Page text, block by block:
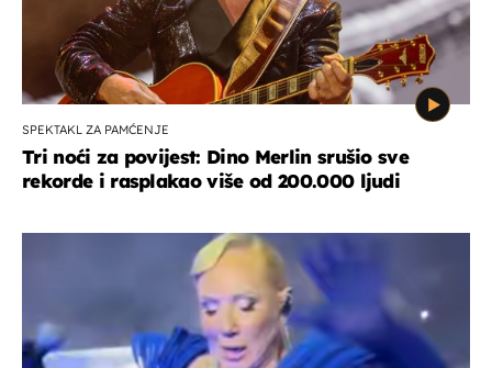
SPEKTAKL ZA PAMĆENJE
Tri noći za povijest: Dino Merlin srušio sve
rekorde i rasplakao više od 200.000 ljudi